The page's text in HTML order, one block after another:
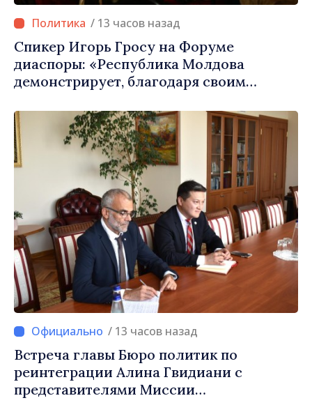
/ 13 часов назад
Спикер Игорь Гросу на Форуме
диаспоры: «Республика Молдова
демонстрирует, благодаря своим
заслуживает стать частью большой
европейской семьи»
/ 13 часов назад
Встреча главы Бюро политик по
реинтеграции Алина Гвидиани с
представителями Миссии